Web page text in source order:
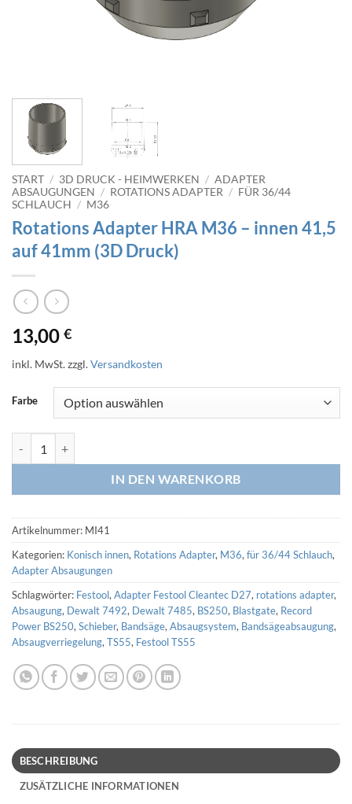
START / 3D DRUCK - HEIMWERKEN / ADAPTER
ABSAUGUNGEN / ROTATIONS ADAPTER / FÜR 36/44
SCHLAUCH / M36
Rotations Adapter HRA M36 – innen 41,5
auf 41mm (3D Druck)
13,00 €
inkl. MwSt.zzgl.Versandkosten
Farbe
IN DEN WARENKORB
Artikelnummer: MI41
Kategorien: Konisch innen, Rotations Adapter, M36,für 36/44 Schlauch,
Adapter Absaugungen
Schlagwörter: Festool,Adapter Festool Cleantec D27, rotations adapter,
Absaugung, Dewalt 7492, Dewalt 7485, BS250, Blastgate, Record
Power BS250,Schieber, Bandsäge,Absaugsystem, Bandsägeabsaugung,
Absaugverriegelung,TS55, Festool TS55
BESCHREIBUNG
ZUSÄTZLICHE INFORMATIONEN